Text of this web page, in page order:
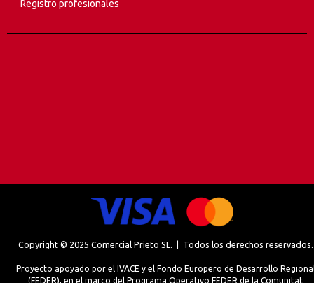
Registro profesionales
Copyright © 2025 Comercial Prieto SL. | Todos los derechos reservados.
Proyecto apoyado por el IVACE y el Fondo Europero de Desarrollo
(FEDER), en el marco del Programa Operativo FEDER de la Comunitat